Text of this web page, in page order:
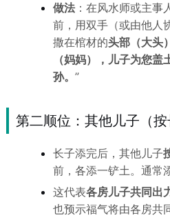
做法：在风水师或主事
前，用双手（或由他人
撒在棺材的头部（大头
（妈妈），儿子为您
孙。 ”
第二顺位：其他儿子（按
长子添完后，其他儿子
前，各添一铲土。通常
这代表各房儿子共同出
也预示福气将由各房共